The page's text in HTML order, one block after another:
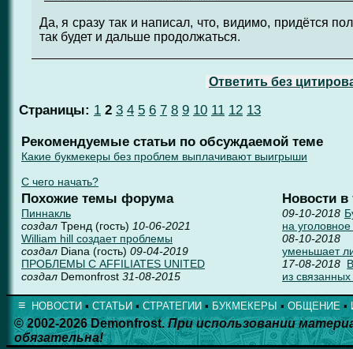
Да, я сразу так и написал, что, видимо, придётся
так будет и дальше продолжаться.
Ответить без
Страницы: 1 2 3 4 5 6 7 8 9 10 11 12 13
Рекомендуемые статьи по обсуждаемой теме
Какие букмекеры без проблем выплачивают выигрыши
С чего начать?
Похожие темы форума
Пиннакль
создал Тренд (гость) 10-06-2021
William hill создает проблемы
создал Diana (гость) 09-04-2019
ПРОБЛЕМЫ С AFFILIATES UNITED
создал Demonfrost 31-08-2015
Новости в
09-10-2018
на
08-10-2018
уменьшает
17-08-2018
из
≡ НОВОСТИ ▪ СТАТЬИ ▪ СТРАТЕГИИ ▪ БУКМЕКЕРЫ ▪ ОБЩЕНИЕ ▪
© 2002-2026 Demonfrost.При использовании
обязательна!